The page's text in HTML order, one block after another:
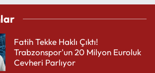
Fatih Tekke Haklı Çıktı!
Trabzonspor'un 20 Milyon Euroluk
Cevheri Parlıyor